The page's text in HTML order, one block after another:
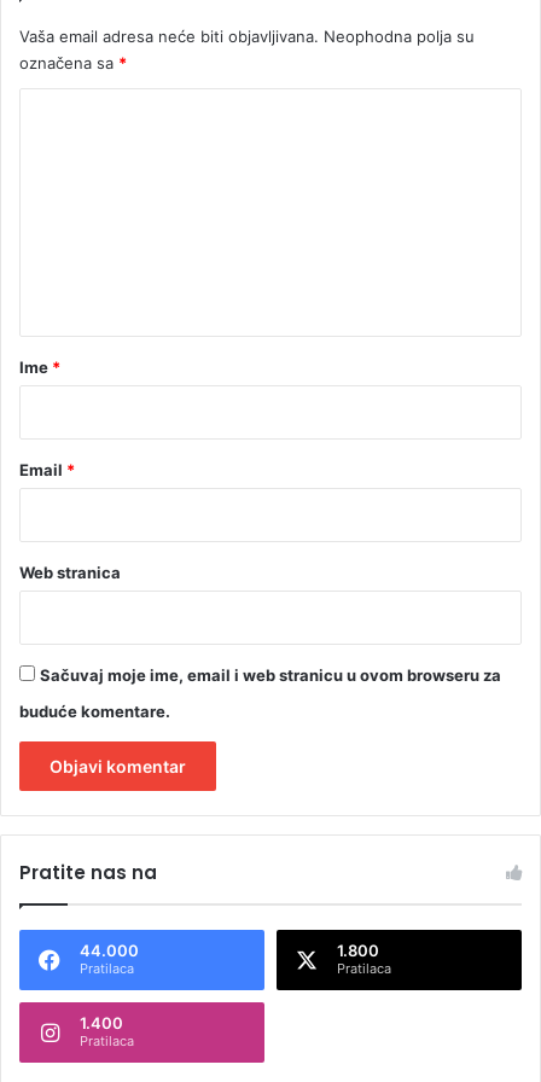
d
e
l
i
k
Vaša email adresa neće biti objavljivana. Neophodna polja su
označena sa *
rIme *
Email *
Web stranica
Sačuvaj moje ime, email i web stranicu u ovom browseru za
buduće komentare.
t
n
t
Pratite nas na
44.000
Pratilaca
1.800
Pratilaca
1.400
Pratilaca